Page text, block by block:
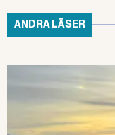
ANDRA LÄSER